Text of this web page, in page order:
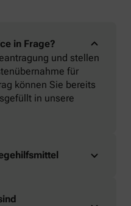
in Frage?
und stellen
für
können Sie bereits
in unsere